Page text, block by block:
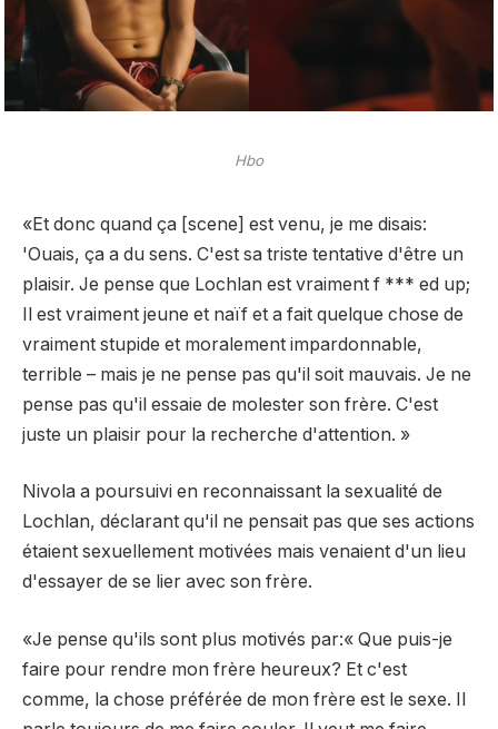
Hbo
«Et donc quand ça [scene] est venu, je me disais:
'Ouais, ça a du sens. C'est sa triste tentative d'être un
plaisir. Je pense que Lochlan est vraiment f *** ed up;
Il est vraiment jeune et naïf et a fait quelque chose de
vraiment stupide et moralement impardonnable,
terrible – mais je ne pense pas qu'il soit mauvais. Je ne
pense pas qu'il essaie de molester son frère. C'est
juste un plaisir pour la recherche d'attention. »
Nivola a poursuivi en reconnaissant la sexualité de
Lochlan, déclarant qu'il ne pensait pas que ses actions
étaient sexuellement motivées mais venaient d'un lieu
d'essayer de se lier avec son frère.
«Je pense qu'ils sont plus motivés par:« Que puis-je
faire pour rendre mon frère heureux? Et c'est
comme, la chose préférée de mon frère est le sexe. Il